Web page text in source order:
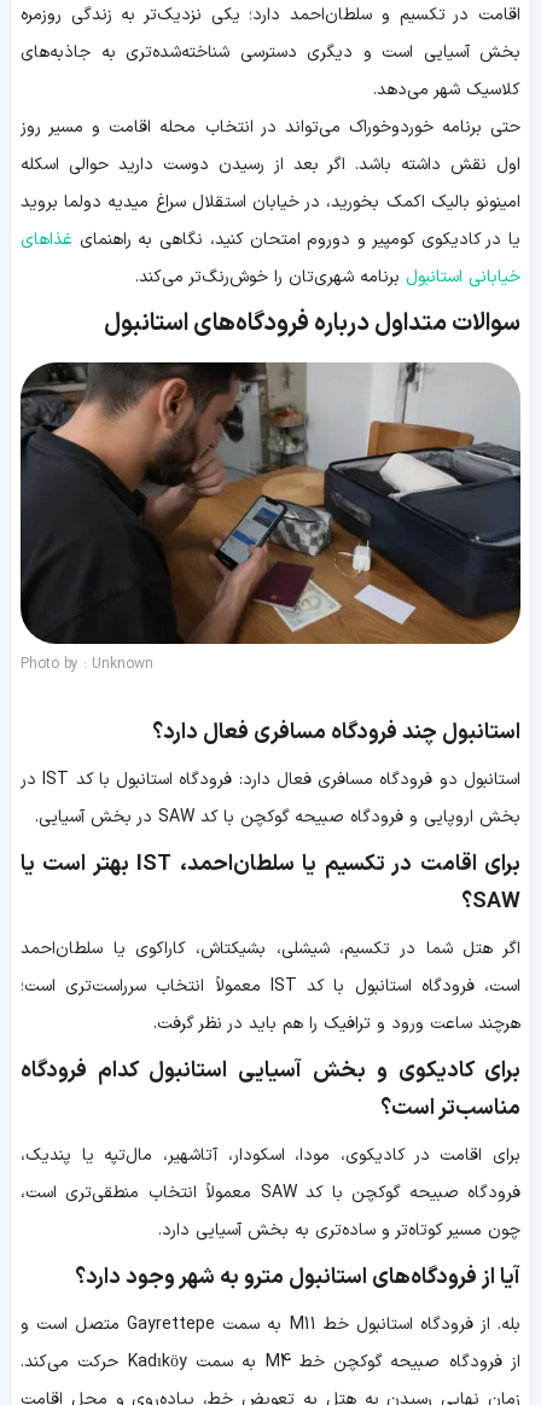
اقامت در تکسیم و سلطان‌احمد دارد؛ یکی نزدیک‌تر به زندگی روزمره
بخش آسیایی است و دیگری دسترسی شناخته‌شده‌تری به جاذبه‌های
کلاسیک شهر می‌دهد.
حتی برنامه خوردوخوراک می‌تواند در انتخاب محله اقامت و مسیر روز
اول نقش داشته باشد. اگر بعد از رسیدن دوست دارید حوالی اسکله
امینونو بالیک اکمک بخورید، در خیابان استقلال سراغ میدیه دولما بروید
یا در کادیکوی کومپیر و دوروم امتحان کنید، نگاهی به راهنمای غذاهای
خیابانی استانبول برنامه شهری‌تان را خوش‌رنگ‌تر می‌کند.
سوالات متداول درباره فرودگاه‌های استانبول
Photo by : Unknown
استانبول چند فرودگاه مسافری فعال دارد؟
استانبول دو فرودگاه مسافری فعال دارد: فرودگاه استانبول با کد IST در
بخش اروپایی و فرودگاه صبیحه گوکچن با کد SAW در بخش آسیایی.
برای اقامت در تکسیم یا سلطان‌احمد، IST بهتر است یا
SAW؟
اگر هتل شما در تکسیم، شیشلی، بشیکتاش، کاراکوی یا سلطان‌احمد
است، فرودگاه استانبول با کد IST معمولاً انتخاب سرراست‌تری است؛
هرچند ساعت ورود و ترافیک را هم باید در نظر گرفت.
برای کادیکوی و بخش آسیایی استانبول کدام فرودگاه
مناسب‌تر است؟
برای اقامت در کادیکوی، مودا، اسکودار، آتاشهیر، مال‌تپه یا پندیک،
فرودگاه صبیحه گوکچن با کد SAW معمولاً انتخاب منطقی‌تری است،
چون مسیر کوتاه‌تر و ساده‌تری به بخش آسیایی دارد.
آیا از فرودگاه‌های استانبول مترو به شهر وجود دارد؟
بله. از فرودگاه استانبول خط M11 به سمت Gayrettepe متصل است و
از فرودگاه صبیحه گوکچن خط M4 به سمت Kadıköy حرکت می‌کند.
زمان نهایی رسیدن به هتل به تعویض خط، پیاده‌روی و محل اقامت